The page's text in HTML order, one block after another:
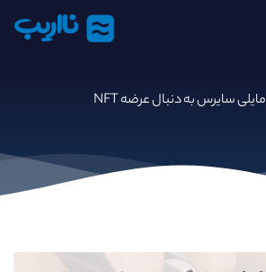
نااریب
مایلی سایرس به دنبال عرضه NFT